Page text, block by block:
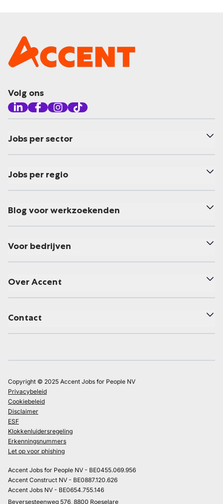
Volg ons
Jobs per sector
Jobs per regio
Blog voor werkzoekenden
Voor bedrijven
Over Accent
Contact
Copyright © 2025 Accent Jobs for People NV
Privacybeleid
Cookiebeleid
Disclaimer
ESF
Klokkenluidersregeling
Erkenningsnummers
Let op voor phishing
Accent Jobs for People NV - BE0455.069.956
Accent Construct NV - BE0887.120.626
Accent Jobs NV - BE0654.755.146
Beversesteenweg 576, 8800 Roeselare